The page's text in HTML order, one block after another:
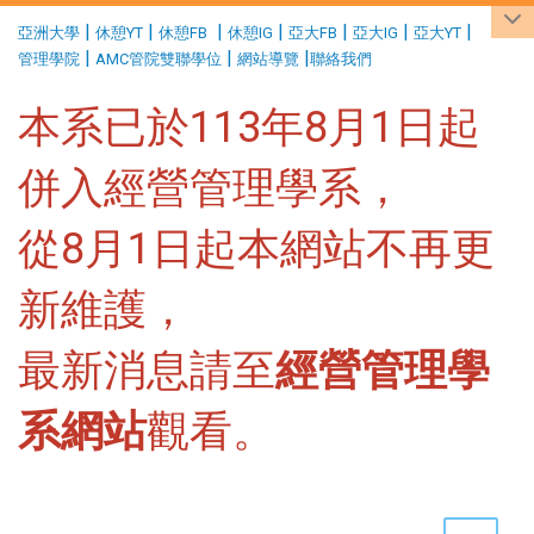
亞洲大學 | 休憩YT | 休憩FB | 休憩IG | 亞大FB | 亞大IG | 亞大YT |
管理學院 | AMC管院雙聯學位 | 網站導覽 |聯絡我們
本系已於113年8月1日起
併入經營管理學系，
從8月1日起本網站不再更
新維護，
最新消息請至經營管理學
系網站觀看。